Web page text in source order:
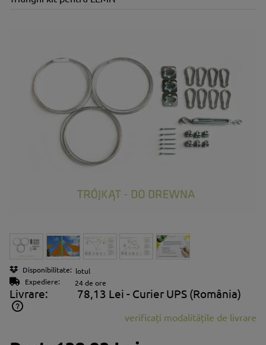
Disponibilitate: lotul
Expediere:
24 de ore
Livrare: 78,13 Lei - Curier UPS (România)
Prețul nu include eventualele costuri aferente plăților
verificați modalitățile de livrare